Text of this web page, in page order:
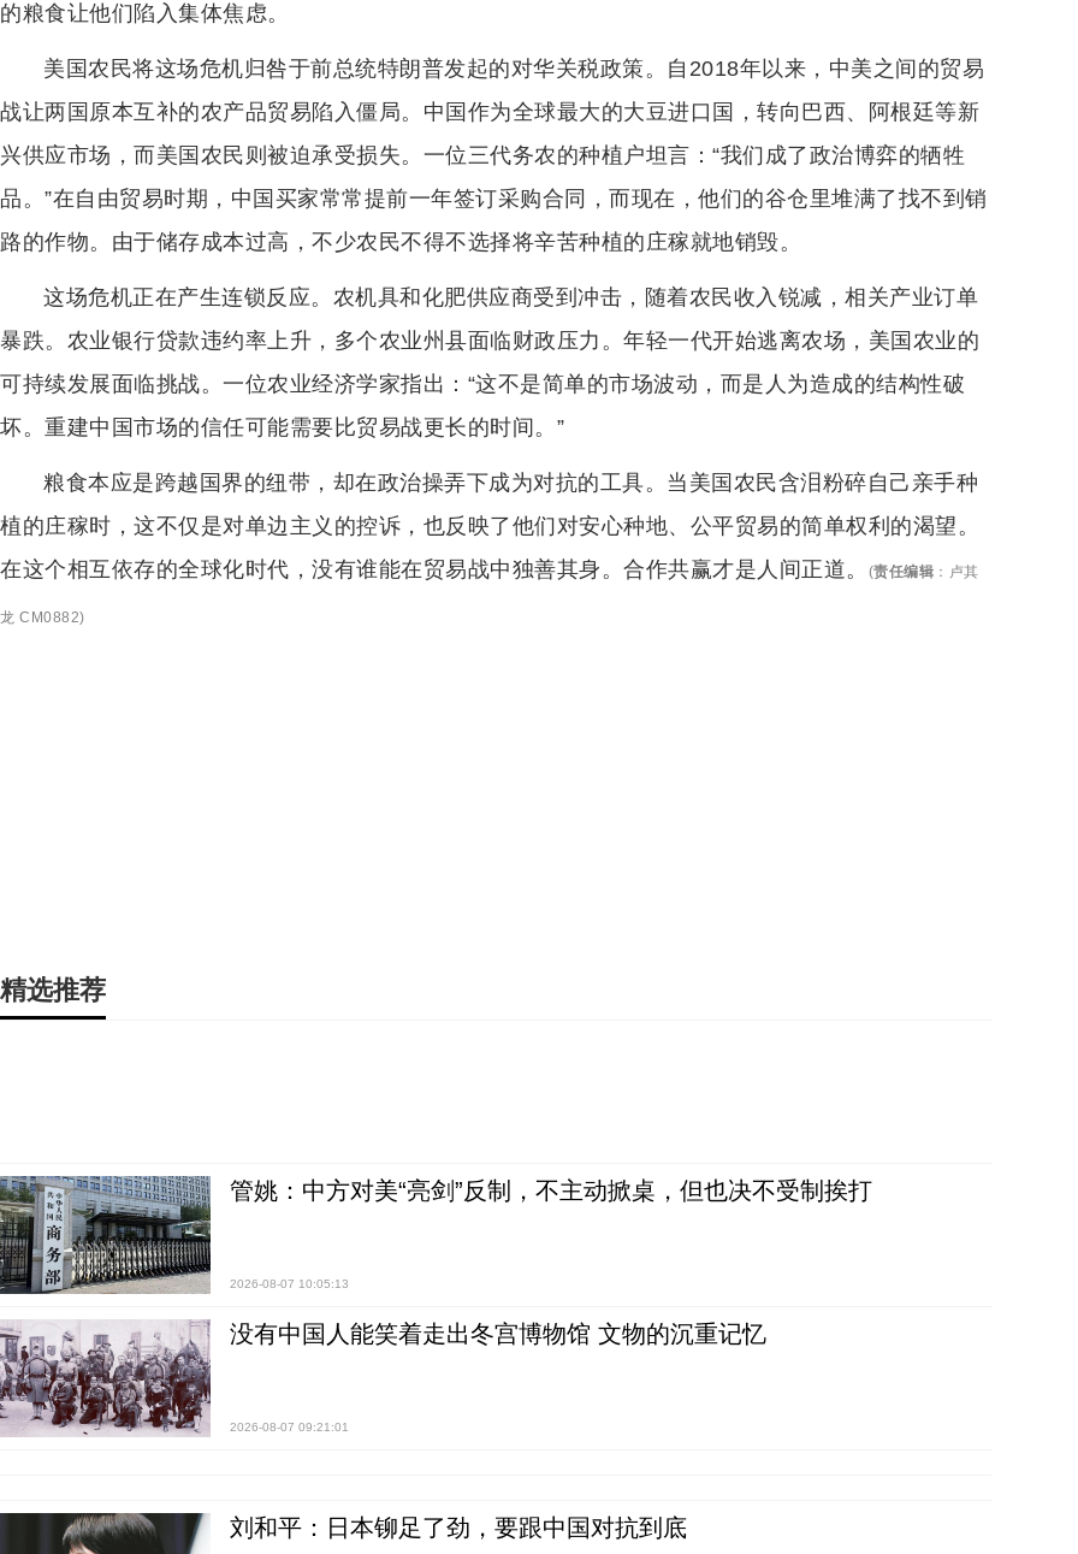
的粮食让他们陷入集体焦虑。
美国农民将这场危机归咎于前总统特朗普发起的对华关税政策。自2018年以来，中美之间的贸易
战让两国原本互补的农产品贸易陷入僵局。中国作为全球最大的大豆进口国，转向巴西、阿根廷等新
兴供应市场，而美国农民则被迫承受损失。一位三代务农的种植户坦言：“我们成了政治博弈的牺牲
品。”在自由贸易时期，中国买家常常提前一年签订采购合同，而现在，他们的谷仓里堆满了找不到销
路的作物。由于储存成本过高，不少农民不得不选择将辛苦种植的庄稼就地销毁。
这场危机正在产生连锁反应。农机具和化肥供应商受到冲击，随着农民收入锐减，相关产业订单
暴跌。农业银行贷款违约率上升，多个农业州县面临财政压力。年轻一代开始逃离农场，美国农业的
可持续发展面临挑战。一位农业经济学家指出：“这不是简单的市场波动，而是人为造成的结构性破
坏。重建中国市场的信任可能需要比贸易战更长的时间。”
粮食本应是跨越国界的纽带，却在政治操弄下成为对抗的工具。当美国农民含泪粉碎自己亲手种
植的庄稼时，这不仅是对单边主义的控诉，也反映了他们对安心种地、公平贸易的简单权利的渴望。
在这个相互依存的全球化时代，没有谁能在贸易战中独善其身。合作共赢才是人间正道。
(责任编辑 ： 卢其
龙 CM0882)
精选推荐
管姚：中方对美“亮剑”反制，不主动掀桌，但也决不受制挨打
2026-08-07 10:05:13
没有中国人能笑着走出冬宫博物馆 文物的沉重记忆
2026-08-07 09:21:01
刘和平：日本铆足了劲，要跟中国对抗到底